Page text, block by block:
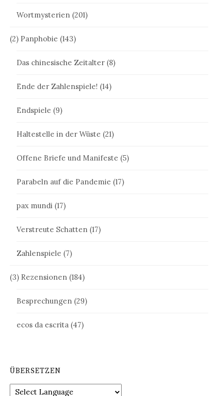
Wortmysterien (201)
(2) Panphobie (143)
Das chinesische Zeitalter (8)
Ende der Zahlenspiele! (14)
Endspiele (9)
Haltestelle in der Wüste (21)
Offene Briefe und Manifeste (5)
Parabeln auf die Pandemie (17)
pax mundi (17)
Verstreute Schatten (17)
Zahlenspiele (7)
(3) Rezensionen (184)
Besprechungen (29)
ecos da escrita (47)
ÜBERSETZEN